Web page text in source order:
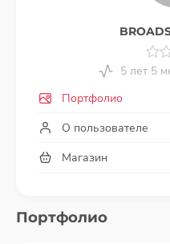
5 лет 5
Портфолио
О пользователе
Магазин
Портфолио